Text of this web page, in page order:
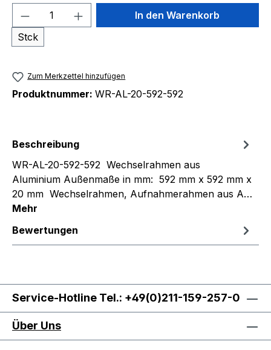
Produkt Anzahl: Gib den
Stck
In den Warenkorb
Zum Merkzettel hinzufügen
Produktnummer: WR-AL-20-592-592
Beschreibung
WR-AL-20-592-592 Wechselrahmen aus
Aluminium Außenmaße in mm: 592 mm x 592 mm x
20 mm Wechselrahmen, Aufnahmerahmen aus A…
Mehr
Bewertungen
Service-Hotline Tel.: +49(0)211-159-257-0
Über Uns